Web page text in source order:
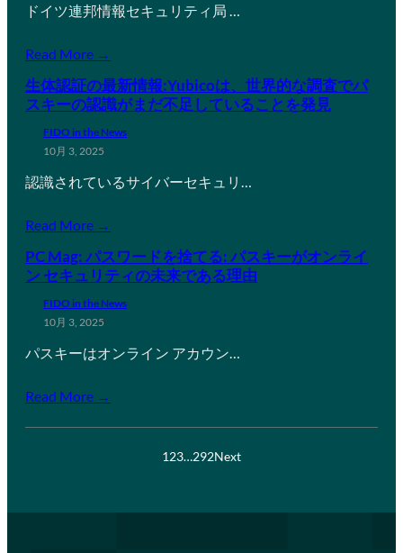
ドイツ連邦情報セキュリティ局 …
Read More →
生体認証の最新情報:Yubicoは、世界的な調査でパ
スキーの認識がまだ不足していることを発見
FIDO in the News
10月 3, 2025
認識されているサイバーセキュリ…
Read More →
PC Mag: パスワードを捨てる: パスキーがオンライ
ン セキュリティの未来である理由
FIDO in the News
10月 3, 2025
パスキーはオンライン アカウン…
Read More →
123…292Next